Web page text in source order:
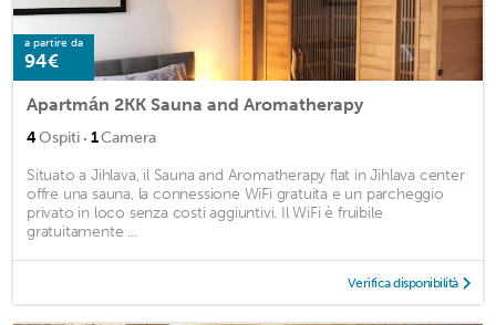
a partire da
94€
Apartmán 2KK Sauna and Aromatherapy
4Ospiti · 1Camera
Situato a Jihlava, il Sauna and Aromatherapy flat in Jihlava center
offre una sauna, la connessione WiFi gratuita e un parcheggio
privato in loco senza costi aggiuntivi. Il WiFi è fruibile
gratuitamente ...
Verifica disponibilità